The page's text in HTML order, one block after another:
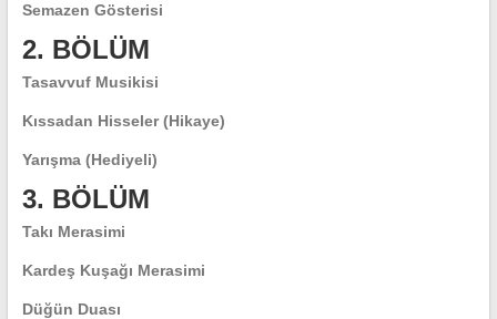
Semazen Gösterisi
2. BÖLÜM
Tasavvuf Musikisi
Kıssadan Hisseler (Hikaye)
Yarışma (Hediyeli)
3. BÖLÜM
Takı Merasimi
Kardeş Kuşağı Merasimi
Düğün Duası